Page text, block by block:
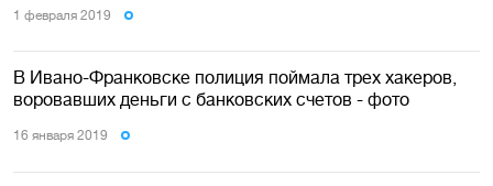
1 февраля 2019
В Ивано-Франковске полиция поймала трех хакеров,
воровавших деньги с банковских счетов - фото
16 января 2019